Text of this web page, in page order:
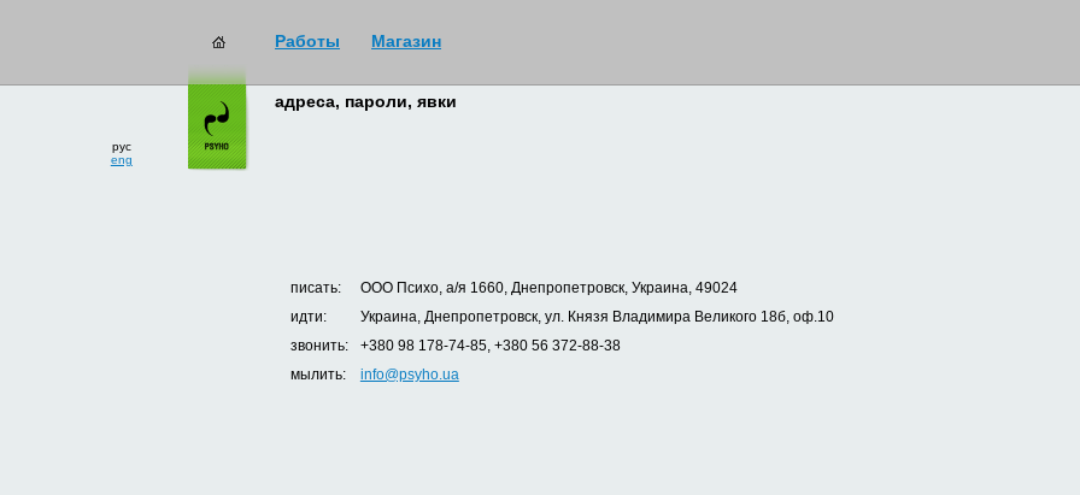
Работы Магазин
рус
eng
адреса, пароли, явки
писать:
ООО Психо, а/я 1660, Днепропетровск, Украина, 49024
идти:
Украина, Днепропетровск, ул. Князя Владимира Великого 18б, оф.10
звонить:
+380 98 178-74-85, +380 56 372-88-38
мылить:
info@psyho.ua